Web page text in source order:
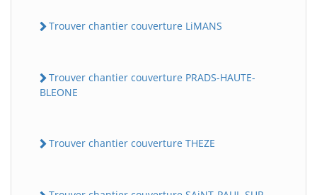
Trouver chantier couverture LiMANS
Trouver chantier couverture PRADS-HAUTE-
BLEONE
Trouver chantier couverture THEZE